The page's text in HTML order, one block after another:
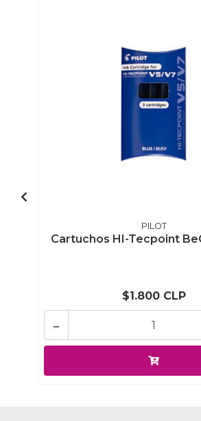
PILOT
Cartuchos HI-Tecpoint
$1.800 CLP
-